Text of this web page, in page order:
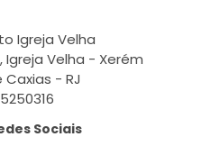
Igreja Velha
Igreja Velha - Xerém
Caxias - RJ
Sociais